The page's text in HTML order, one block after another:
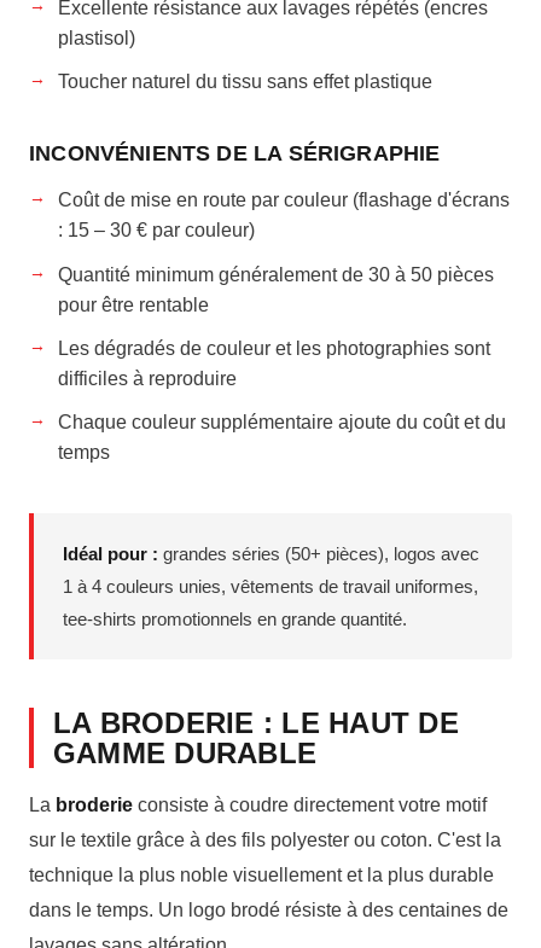
Excellente résistance aux lavages répétés (encres
plastisol)
Toucher naturel du tissu sans effet plastique
INCONVÉNIENTS DE LA SÉRIGRAPHIE
Coût de mise en route par couleur (flashage d'écrans
: 15 – 30 € par couleur)
Quantité minimum généralement de 30 à 50 pièces
pour être rentable
Les dégradés de couleur et les photographies sont
difficiles à reproduire
Chaque couleur supplémentaire ajoute du coût et du
temps
Idéal pour : grandes séries (50+ pièces), logos avec
1 à 4 couleurs unies, vêtements de travail uniformes,
tee-shirts promotionnels en grande quantité.
LA BRODERIE : LE HAUT DE
GAMME DURABLE
La broderie consiste à coudre directement votre motif
sur le textile grâce à des fils polyester ou coton. C'est la
technique la plus noble visuellement et la plus durable
dans le temps. Un logo brodé résiste à des centaines de